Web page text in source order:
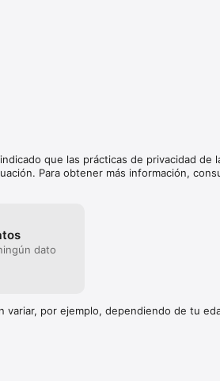
que las prácticas de privacidad de
Para obtener más información,
dato
variar, por ejemplo, dependiendo de tu